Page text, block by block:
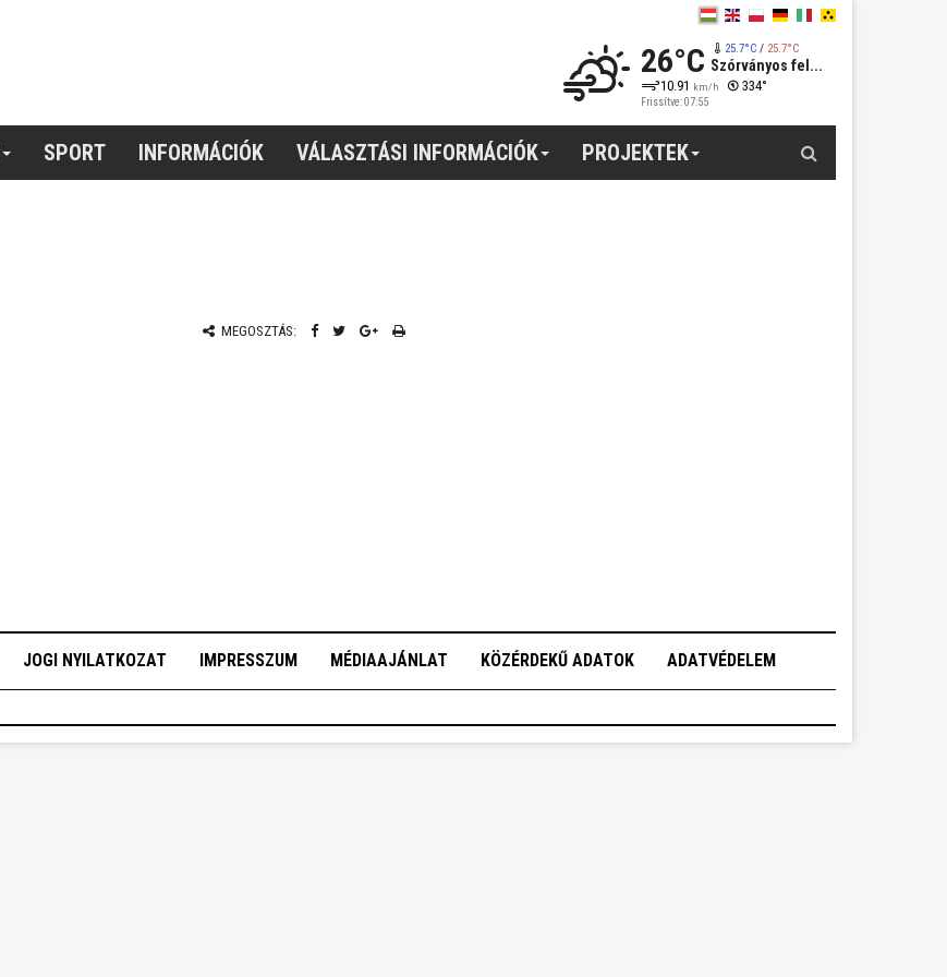
26°C 25.7°C/ 25.7°C
Szórványos fel...
10.91 km/h 334°
Frissítve: 07:55
SPORT INFORMÁCIÓK VÁLASZTÁSI INFORMÁCIÓK PROJEKTEK
MEGOSZTÁS:
JOGI NYILATKOZAT IMPRESSZUM MÉDIAAJÁNLAT KÖZÉRDEKŰ ADATOK ADATVÉDELEM